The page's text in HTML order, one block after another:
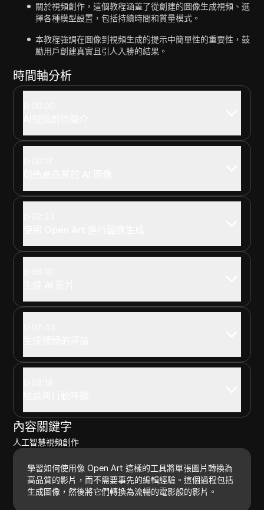
關於視頻創作，這個教程涵蓋了從創建的圖像生成視頻、選
擇各種模型設置，包括持續時間和質量模式。
本教程強調在圖像到視頻生成的提示中簡單性的重要性，鼓
勵用戶創建真實且引人入勝的結果。
時間軸分析
內容關鍵字
人工智慧視頻創作
學習如何使用像 Open Art 這樣的工具將單張圖片轉換為
高品質的影片，而不需要事先的編輯經驗。這個過程包括
生成圖像，然後將它們轉換為流暢的電影般的影片。